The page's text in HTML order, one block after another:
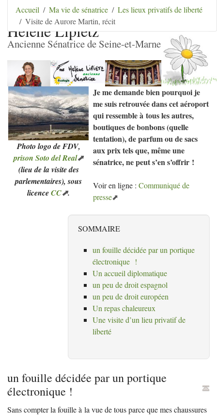
Aller au contenu Aller au menu
Aller au menu
secondaire
Aller à la recherche
Hélène Lipietz
Ancienne Sénatrice de Seine-et-Marne
Accueil Ma vie de sénatrice
Les lieux privatifs de liberté
Visite de Aurore Martin, récit
Photo logo deFDV,
prison Soto del Real
(lieu de la visite des
parlementaires), sous
licenceCC .
Je me demande bien pourquoi je
me suis retrouvée dans cet aéroport
qui ressemble à tous les autres,
boutiques de bonbons (quelle
tentation), de parfum ou de sacs
aux prix tels que, même une
sénatrice, ne peut s’en s’offrir !
Voir en ligne :Communiqué de
presse
SOMMAIRE
un fouille décidée par un portique
électronique !
Un accueil diplomatique
un peu de droit espagnol
un peu de droit européen
Un repas chaleureux
Une visite d’un lieu privatif de
liberté
un fouille décidée par un portique
électronique !
Sans compter la fouille à la vue de tous parce que mes chaussures